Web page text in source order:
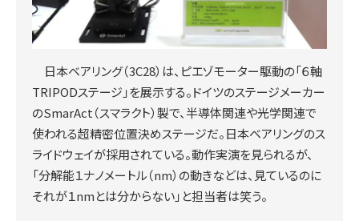
日本ベアリング（3C28）は、ピエゾモーター駆動の「６軸
TRIPODステージ」を展示する。ドイツのステージメーカー
のSmarAct（スマラクト）製で、半導体関連や光学関連で
使われる超精密位置決めステージだ。日本ベアリングのス
ライドウェイが採用されている。動作実演を見られるが、
「分解能１ナノメートル（nm）の動きなどは、見ているのに
それが１nmとは分からない」と担当者は笑う。